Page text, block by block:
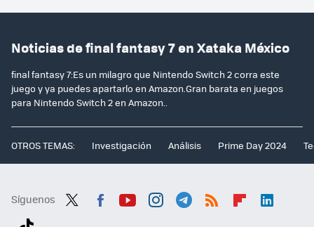
Noticias de final fantasy 7 en Xataka México
final fantasy 7:Es un milagro que Nintendo Switch 2 corra este
juego y ya puedes apartarlo en Amazon.Gran barata en juegos
para Nintendo Switch 2 en Amazon..
OTROS TEMAS: Investigación Análisis Prime Day 2024
Síguenos